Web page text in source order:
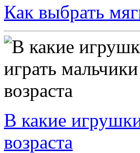
Как выбрать
В какие
возраста